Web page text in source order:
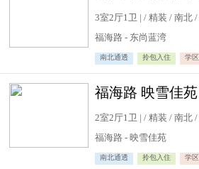
3室2厅1卫 | / 精装 / 南北 /
福海路 - 东尚蓝湾
南北通透 拎包入住 学
2室2厅1卫 | / 精装 / 南北 /
福海路 - 映雪佳苑
南北通透 拎包入住 学